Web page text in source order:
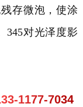
存微泡，使涂
345对光泽度影
1177-7034